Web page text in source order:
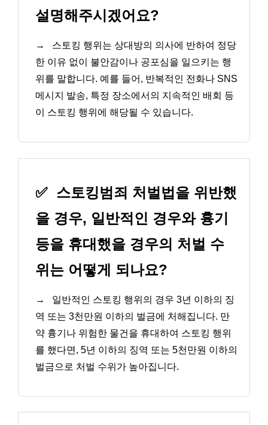
설명해주시겠어요?
→
스토킹 행위는 상대방의 의사에 반하여 정당
한 이유 없이 불안감이나 공포심을 일으키는 행
위를 말합니다. 예를 들어, 반복적인 전화나 SNS
메시지 발송, 특정 장소에서의 지속적인 배회 등
이 스토킹 행위에 해당될 수 있습니다.
✅ 스토킹범죄 처벌법을 위반했
을 경우, 일반적인 경우와 흉기
등을 휴대했을 경우의 처벌 수
위는 어떻게 되나요?
→
일반적인 스토킹 행위의 경우 3년 이하의 징
역 또는 3천만원 이하의 벌금에 처해집니다. 만
약 흉기나 위험한 물건을 휴대하여 스토킹 행위
를 했다면, 5년 이하의 징역 또는 5천만원 이하의
벌금으로 처벌 수위가 높아집니다.